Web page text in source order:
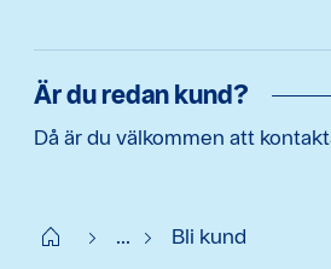
Är du redan kund?
Då är du välkommen att
Start ... Bli kund